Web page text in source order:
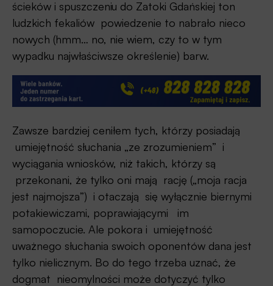
ścieków i spuszczeniu do Zatoki Gdańskiej ton
ludzkich fekaliów powiedzenie to nabrało nieco
nowych (hmm… no, nie wiem, czy to w tym
wypadku najwłaściwsze określenie) barw.
Zawsze bardziej ceniłem tych, którzy posiadają
umiejętność słuchania „ze zrozumieniem” i
wyciągania wniosków, niż takich, którzy są
przekonani, że tylko oni mają rację („moja racja
jest najmojsza”) i otaczają się wyłącznie biernymi
potakiewiczami, poprawiającymi im
samopoczucie. Ale pokora i umiejętność
uważnego słuchania swoich oponentów dana jest
tylko nielicznym. Bo do tego trzeba uznać, że
dogmat nieomylności może dotyczyć tylko